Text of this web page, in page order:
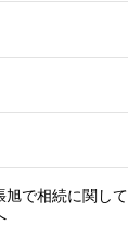
旭で相続に関して